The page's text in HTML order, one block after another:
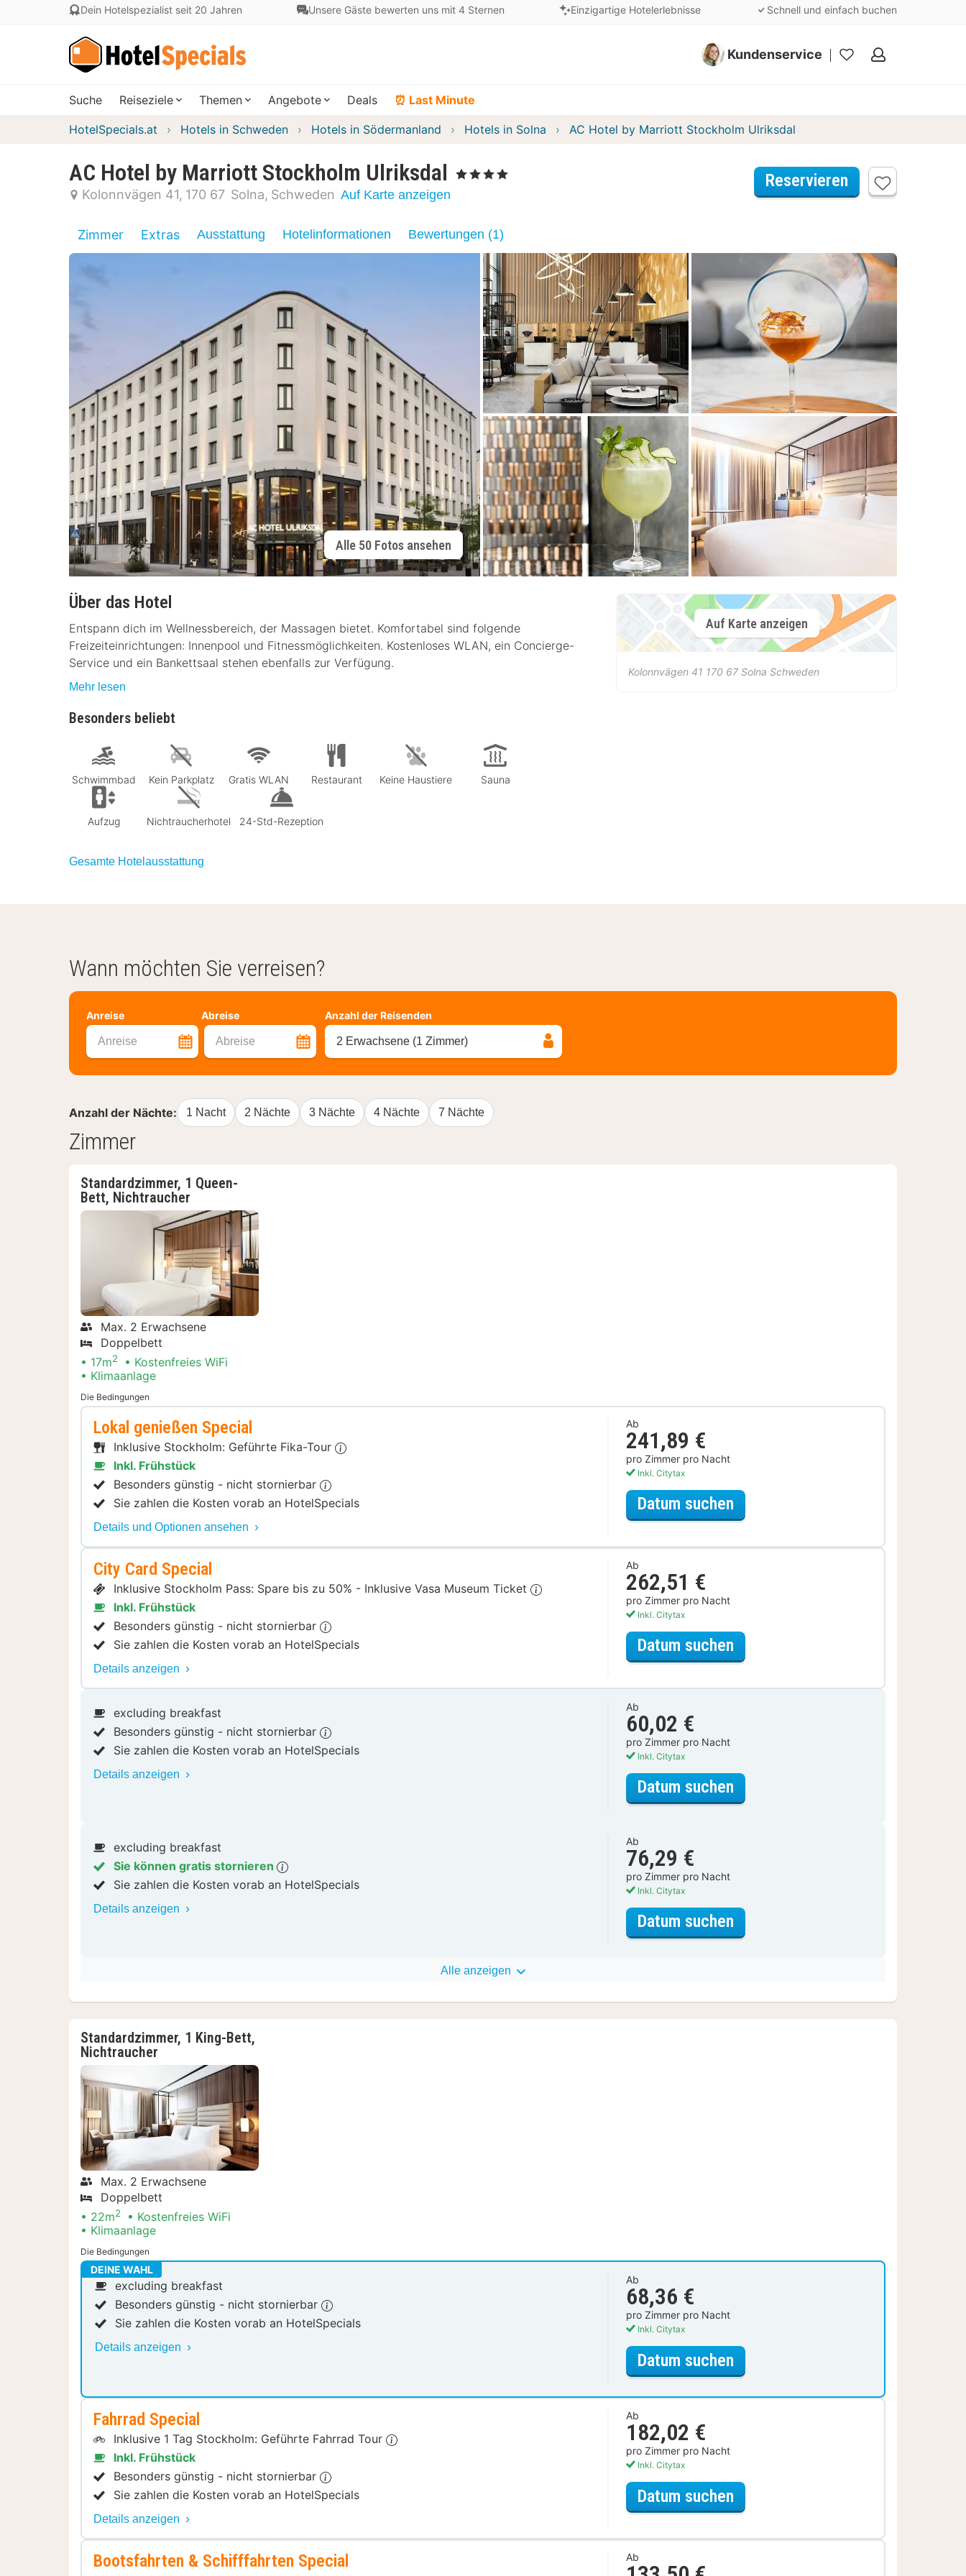
Dein Hotelspezialist seit 20 Jahren Unsere Gäste bewerten uns mit 4 Sternen Einzigartige Hotelerlebnisse Schnell und einfach buchen
Kundenservice
Meine
Suche Reiseziele Themen Angebote Deals ⏰ Last Minute
HotelSpecials.at Hotels in Schweden Hotels in Södermanland Hotels in Solna AC Hotel by Marriott Stockholm Ulriksdal
AC Hotel by Marriott Stockholm Ulriksdal , 4 Sterne
Kolonnvägen 41 170 67 Solna Schweden Auf Karte anzeigen
Reservieren
Zimmer Extras Ausstattung Hotelinformationen Bewertungen (1)
Alle 50 Fotos ansehen
Über das Hotel
Entspann dich im Wellnessbereich, der Massagen bietet. Komfortabel sind folgende
Freizeiteinrichtungen: Innenpool und Fitnessmöglichkeiten. Kostenloses WLAN, ein Concierge-
Service und ein Bankettsaal stehen ebenfalls zur Verfügung.
Mehr lesen
Besonders beliebt
Schwimmbad Kein Parkplatz Gratis WLAN Restaurant Keine Haustiere Sauna
Aufzug Nichtraucherhotel 24-Std-Rezeption
Gesamte Hotelausstattung
Auf Karte anzeigen
Kolonnvägen 41 170 67 Solna Schweden
Wann möchten Sie verreisen?
Anreise Abreise
Anreise Abreise
Anzahl der Reisenden
2 Erwachsene (1 Zimmer)
Anzahl der Nächte: 1 Nacht 2 Nächte 3 Nächte 4 Nächte 7 Nächte
Zimmer
Standardzimmer, 1 Queen-
Bett, Nichtraucher
Max. 2 Erwachsene
Doppelbett
17m2
Kostenfreies WiFi
Klimaanlage
Die Bedingungen
Lokal genießen Special
Inklusive Stockholm: Geführte Fika-Tour
Inkl. Frühstück
Besonders günstig - nicht stornierbar
Sie zahlen die Kosten vorab an HotelSpecials
Details und Optionen ansehen
Ab
241,89 €
pro Zimmer pro Nacht
Inkl. Citytax
Datum suchen
City Card Special
Inklusive Stockholm Pass: Spare bis zu 50% - Inklusive Vasa Museum Ticket
Inkl. Frühstück
Besonders günstig - nicht stornierbar
Sie zahlen die Kosten vorab an HotelSpecials
Details anzeigen
Ab
262,51 €
pro Zimmer pro Nacht
Inkl. Citytax
Datum suchen
excluding breakfast
Besonders günstig - nicht stornierbar
Sie zahlen die Kosten vorab an HotelSpecials
Details anzeigen
Ab
60,02 €
pro Zimmer pro Nacht
Inkl. Citytax
Datum suchen
excluding breakfast
Sie können gratis stornieren
Sie zahlen die Kosten vorab an HotelSpecials
Details anzeigen
Ab
76,29 €
pro Zimmer pro Nacht
Inkl. Citytax
Datum suchen
Alle anzeigen
Standardzimmer, 1 King-Bett,
Nichtraucher
Max. 2 Erwachsene
Doppelbett
22m2
Kostenfreies WiFi
Klimaanlage
Die Bedingungen
DEINE WAHL
excluding breakfast
Besonders günstig - nicht stornierbar
Sie zahlen die Kosten vorab an HotelSpecials
Details anzeigen
Ab
68,36 €
pro Zimmer pro Nacht
Inkl. Citytax
Datum suchenfür Standardzimmer, 1 King-Bett,
Fahrrad Special
Inklusive 1 Tag Stockholm: Geführte Fahrrad Tour
Inkl. Frühstück
Besonders günstig - nicht stornierbar
Sie zahlen die Kosten vorab an HotelSpecials
Details anzeigen
Ab
182,02 €
pro Zimmer pro Nacht
Inkl. Citytax
Datum suchen
Bootsfahrten & Schifffahrten Special Ab